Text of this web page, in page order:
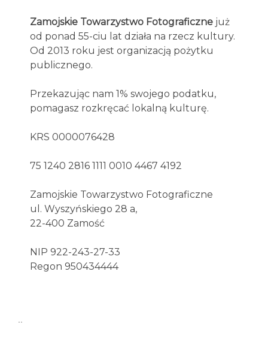
Zamojskie Towarzystwo Fotograficzne już
od ponad 55-ciu lat działa na rzecz kultury.
Od 2013 roku jest organizacją pożytku
publicznego.
Przekazując nam 1% swojego podatku,
pomagasz rozkręcać lokalną kulturę.
KRS 0000076428
75 1240 2816 1111 0010 4467 4192
Zamojskie Towarzystwo Fotograficzne
ul. Wyszyńskiego 28 a,
22-400 Zamość
NIP 922-243-27-33
Regon 950434444
..